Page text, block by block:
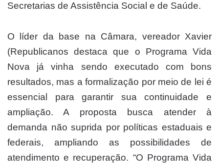
Secretarias de Assistência Social e de Saúde.
O líder da base na Câmara, vereador Xavier
(Republicanos destaca que o Programa Vida
Nova já vinha sendo executado com bons
resultados, mas a formalização por meio de lei é
essencial para garantir sua continuidade e
ampliação. A proposta busca atender à
demanda não suprida por políticas estaduais e
federais, ampliando as possibilidades de
atendimento e recuperação. “O Programa Vida